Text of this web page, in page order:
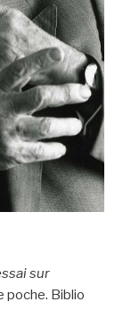
sur
poche. Biblio